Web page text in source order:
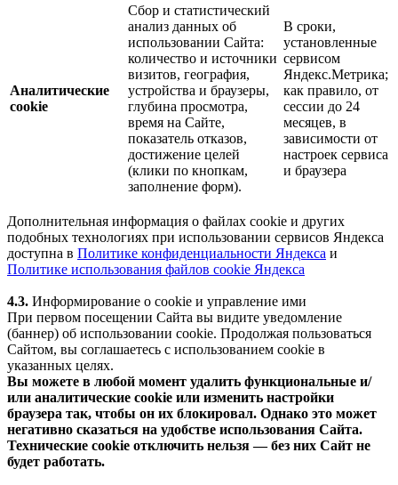
Аналитические
cookie
Сбор и статистический
анализ данных об
использовании Сайта:
количество и источники
визитов, география,
устройства и браузеры,
глубина просмотра,
время на Сайте,
показатель отказов,
достижение целей
(клики по кнопкам,
заполнение форм).
В сроки,
установленные
сервисом
Яндекс.Метрика;
как правило, от
сессии до 24
месяцев, в
зависимости от
настроек сервиса
и браузера
Дополнительная информация о файлах cookie и других
подобных технологиях при использовании сервисов Яндекса
доступна в Политике конфиденциальности Яндекса и
Политике использования файлов cookie Яндекса
4.3. Информирование о cookie и управление ими
При первом посещении Сайта вы видите уведомление
(баннер) об использовании cookie. Продолжая пользоваться
Сайтом, вы соглашаетесь с использованием cookie в
указанных целях.
Вы можете в любой момент удалить функциональные и/
или аналитические cookie или изменить настройки
браузера так, чтобы он их блокировал. Однако это может
негативно сказаться на удобстве использования Сайта.
Технические cookie отключить нельзя — без них Сайт не
будет работать.